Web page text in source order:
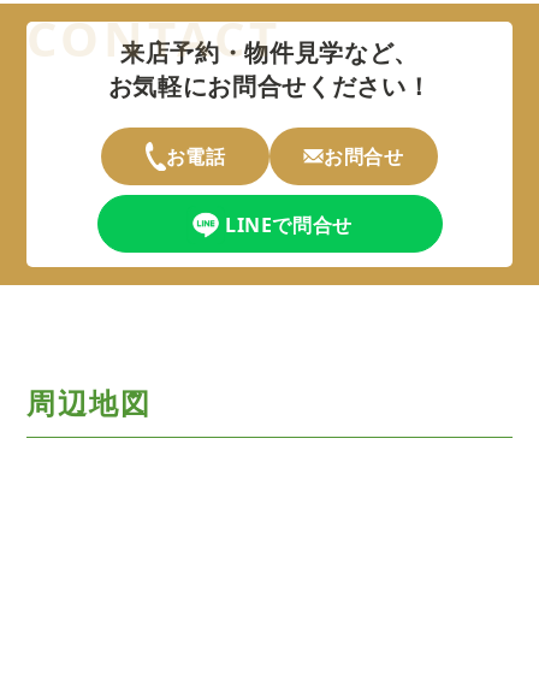
来店予約・物件見学など、
お気軽にお問合せください！
お電話 お問合せ
LINEで問合せ
周辺地図